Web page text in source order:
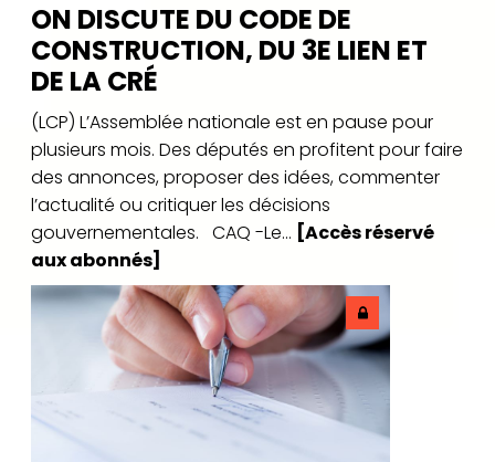
ON DISCUTE DU CODE DE
CONSTRUCTION, DU 3E LIEN ET
DE LA CRÉ
(LCP) L’Assemblée nationale est en pause pour
plusieurs mois. Des députés en profitent pour faire
des annonces, proposer des idées, commenter
l’actualité ou critiquer les décisions
gouvernementales. CAQ -Le... [Accès réservé
aux abonnés]